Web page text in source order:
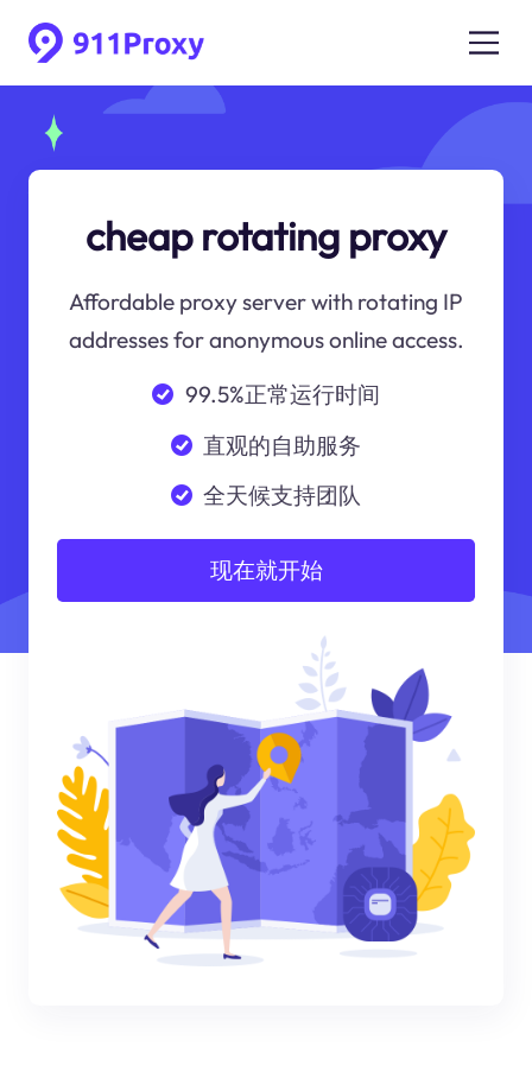
cheap rotating proxy
Affordable proxy server with rotating IP
addresses for anonymous online access.
99.5%正常运行时间
直观的自助服务
全天候支持团队
现在就开始